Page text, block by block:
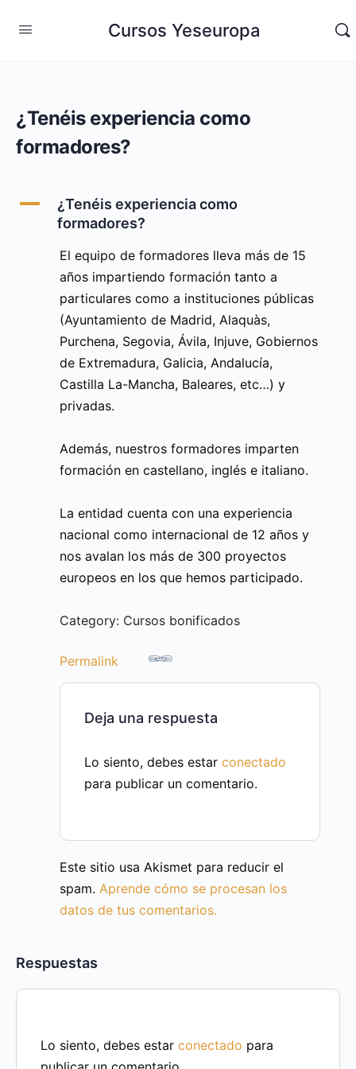
Cursos Yeseuropa
¿Tenéis experiencia como
formadores?
A
¿Tenéis experiencia como
formadores?
El equipo de formadores lleva más de 15
años impartiendo formación tanto a
particulares como a instituciones públicas
(Ayuntamiento de Madrid, Alaquàs,
Purchena, Segovia, Ávila, Injuve, Gobiernos
de Extremadura, Galicia, Andalucía,
Castilla La-Mancha, Baleares, etc…) y
privadas.
Además, nuestros formadores imparten
formación en castellano, inglés e italiano.
La entidad cuenta con una experiencia
nacional como internacional de 12 años y
nos avalan los más de 300 proyectos
europeos en los que hemos participado.
Category: Cursos bonificados
Permalink
Deja una respuesta
Lo siento, debes estar conectado
para publicar un comentario.
Este sitio usa Akismet para reducir el
spam. Aprende cómo se procesan los
datos de tus comentarios.
Respuestas
Lo siento, debes estar conectado para